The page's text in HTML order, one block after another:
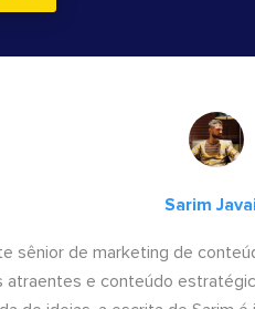
Sarim
sênior de marketing de
atraentes e conteúdo